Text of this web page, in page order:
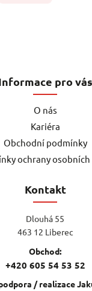
pro vás
O nás
Kariéra
Obchodní podmínky
ochrany
Kontakt
Dlouhá 55
463 12 Liberec
Obchod:
+420 605 54 53 52
/ realizace